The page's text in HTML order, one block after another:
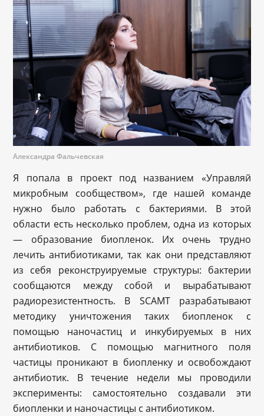
Александра Фальчевская
Я попала в проект под названием «Управляй
микробным сообществом», где нашей команде
нужно было работать с бактериями. В этой
области есть несколько проблем, одна из которых
— образование биопленок. Их очень трудно
лечить антибиотиками, так как они представляют
из себя реконструируемые структуры: бактерии
сообщаются между собой и вырабатывают
радиорезистентность. В SCAMT разрабатывают
методику уничтожения таких биопленок с
помощью наночастиц и инкубируемых в них
антибиотиков. С помощью магнитного поля
частицы проникают в биопленку и освобождают
антибиотик. В течение недели мы проводили
эксперименты: самостоятельно создавали эти
биопленки и наночастицы с антибиотиком.